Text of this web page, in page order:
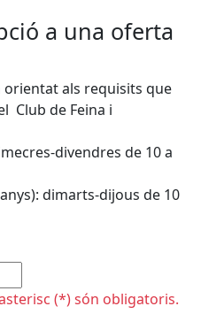
a una oferta
als requisits que
Club de Feina i
divendres de 10 a
dimarts-dijous de 10
(*) són obligatoris.